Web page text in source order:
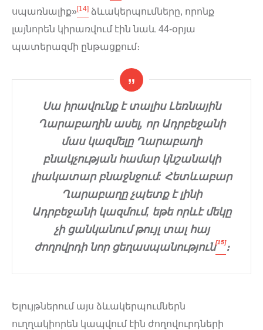
սպառնալիք»[14] ձևակերպումները, որոնք
լայնորեն կիրառվում էին նաև 44-օրյա
պատերազմի ընթացքում։
Սա իրավունք է տալիս Լեռնային
Ղարաբաղին ասել, որ Ադրբեջանի
մաս կազմելը Ղարաբաղի
բնակչության համար կնշանակի
լիակատար բնաջնջում: Հետևաբար
Ղարաբաղը չպետք է լինի
Ադրբեջանի կազմում, եթե որևէ մեկը
չի ցանկանում թույլ տալ հայ
ժողովրդի նոր ցեղասպանություն[15]։
Ելույթներում այս ձևակերպումներն
ուղղակիորեն կապվում էին ժողովուրդների